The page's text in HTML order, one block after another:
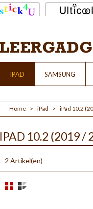
IPAD SAMSUNG
Home > iPad > iPad 10.2
IPAD 10.2 (2019 /
2 Artikel(en)